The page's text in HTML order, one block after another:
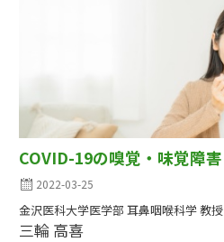
COVID-19の嗅覚・味覚障害
2022-03-25
金沢医科大学医学部 耳鼻咽喉科学 教授
三輪 高喜